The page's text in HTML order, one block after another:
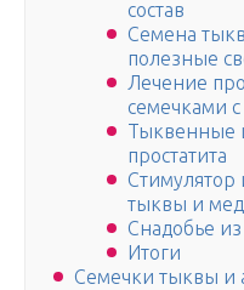
состав
Семена
полезные
Лечение
семечками
Тыквенные
простатита
Стимулятор
тыквы и
Снадобье
Итоги
Семечки тыквы и